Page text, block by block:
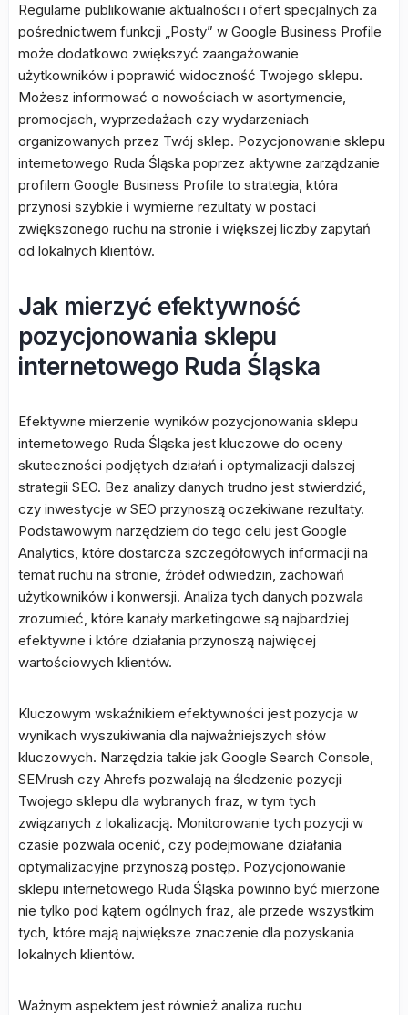
Regularne publikowanie aktualności i ofert specjalnych za
pośrednictwem funkcji „Posty” w Google Business Profile
może dodatkowo zwiększyć zaangażowanie
użytkowników i poprawić widoczność Twojego sklepu.
Możesz informować o nowościach w asortymencie,
promocjach, wyprzedażach czy wydarzeniach
organizowanych przez Twój sklep. Pozycjonowanie sklepu
internetowego Ruda Śląska poprzez aktywne zarządzanie
profilem Google Business Profile to strategia, która
przynosi szybkie i wymierne rezultaty w postaci
zwiększonego ruchu na stronie i większej liczby zapytań
od lokalnych klientów.
Jak mierzyć efektywność
pozycjonowania sklepu
internetowego Ruda Śląska
Efektywne mierzenie wyników pozycjonowania sklepu
internetowego Ruda Śląska jest kluczowe do oceny
skuteczności podjętych działań i optymalizacji dalszej
strategii SEO. Bez analizy danych trudno jest stwierdzić,
czy inwestycje w SEO przynoszą oczekiwane rezultaty.
Podstawowym narzędziem do tego celu jest Google
Analytics, które dostarcza szczegółowych informacji na
temat ruchu na stronie, źródeł odwiedzin, zachowań
użytkowników i konwersji. Analiza tych danych pozwala
zrozumieć, które kanały marketingowe są najbardziej
efektywne i które działania przynoszą najwięcej
wartościowych klientów.
Kluczowym wskaźnikiem efektywności jest pozycja w
wynikach wyszukiwania dla najważniejszych słów
kluczowych. Narzędzia takie jak Google Search Console,
SEMrush czy Ahrefs pozwalają na śledzenie pozycji
Twojego sklepu dla wybranych fraz, w tym tych
związanych z lokalizacją. Monitorowanie tych pozycji w
czasie pozwala ocenić, czy podejmowane działania
optymalizacyjne przynoszą postęp. Pozycjonowanie
sklepu internetowego Ruda Śląska powinno być mierzone
nie tylko pod kątem ogólnych fraz, ale przede wszystkim
tych, które mają największe znaczenie dla pozyskania
lokalnych klientów.
Ważnym aspektem jest również analiza ruchu